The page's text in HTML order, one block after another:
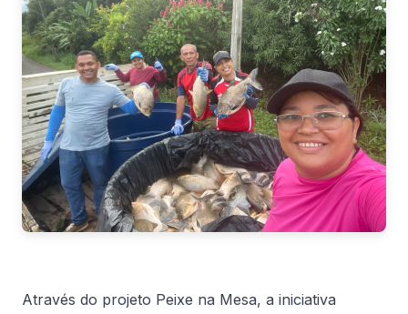
Através do projeto Peixe na Mesa, a iniciativa